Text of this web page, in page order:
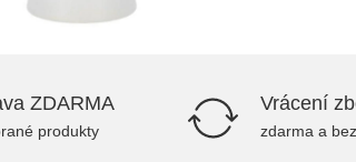
ZDARMA
produkty
Vrácení
zdarma a